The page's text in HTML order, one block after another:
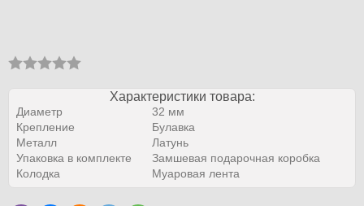
Характеристики товара:
Диаметр
32 мм
Крепление
Булавка
Металл
Латунь
Упаковка в комплекте
Замшевая подарочная коробка
Колодка
Муаровая лента